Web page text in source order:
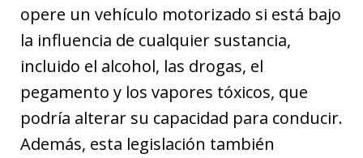
opere un vehículo motorizado si está bajo
la influencia de cualquier sustancia,
incluido el alcohol, las drogas, el
pegamento y los vapores tóxicos, que
podría alterar su capacidad para conducir.
Además, esta legislación también